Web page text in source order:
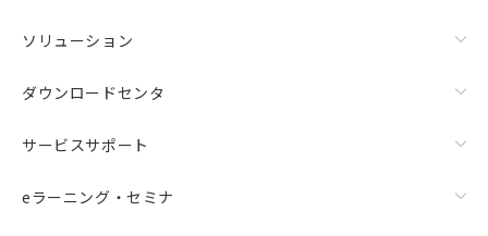
ソリューション
ダウンロードセンタ
サービスサポート
eラーニング・セミナ